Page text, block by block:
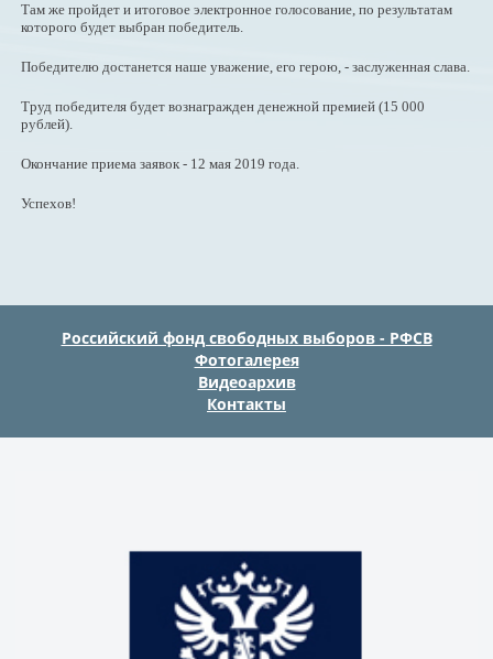
Там же пройдет и итоговое электронное голосование, по результатам
которого будет выбран победитель.
Победителю достанется наше уважение, его герою, - заслуженная слава.
Труд победителя будет вознагражден денежной премией (15 000
рублей).
Окончание приема заявок - 12 мая 2019 года.
Успехов!
Российский фонд свободных выборов - РФСВ
Фотогалерея
Видеоархив
Контакты